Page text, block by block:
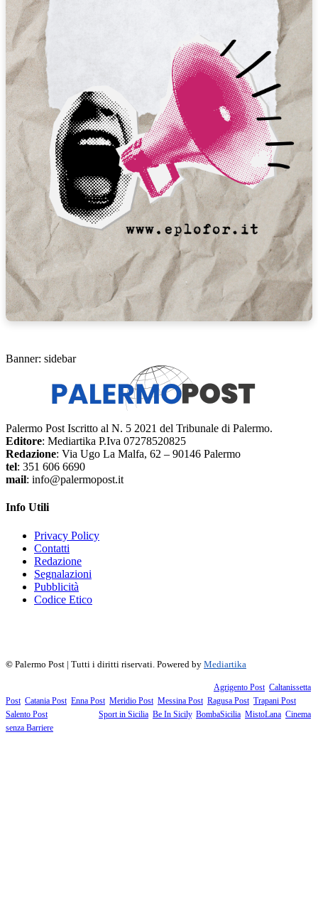
Banner: sidebar
Palermo Post Iscritto al N. 5 2021 del Tribunale di Palermo.
Editore: Mediartika P.Iva 07278520825
Redazione: Via Ugo La Malfa, 62 – 90146 Palermo
tel: 351 606 6690
mail: info@palermopost.it
Info Utili
Privacy Policy
Contatti
Redazione
Segnalazioni
Pubblicità
Codice Etico
© Palermo Post | Tutti i diritti riservati. Powered by Mediartika
Agrigento Post, Caltanissetta
Post, Catania Post, Enna Post, Meridio Post, Messina Post, Ragusa Post, Trapani Post,
Salento Post. I siti tematici: Sport in Sicilia Be In Sicily, BombaSicilia MistoLana Cinema
senza Barriere